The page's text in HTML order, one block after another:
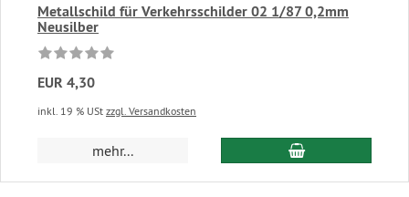
Metallschild für Verkehrsschilder 02 1/87 0,2mm
Neusilber
EUR 4,30
inkl. 19 % USt zzgl. Versandkosten
mehr... In den